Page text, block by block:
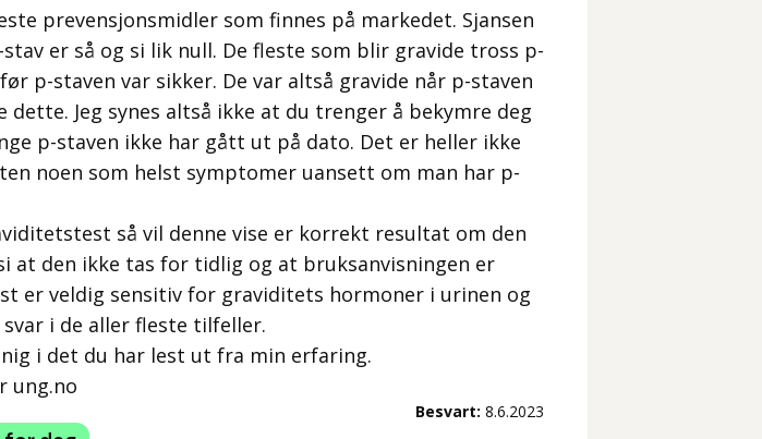
prevensjonsmidler som finnes på markedet. Sjansen
er så og si lik null. De fleste som blir gravide tross p-
p-staven var sikker. De var altså gravide når p-staven
Jeg synes altså ikke at du trenger å bekymre deg
p-staven ikke har gått ut på dato. Det er heller ikke
noen som helst symptomer uansett om man har p-
så vil denne vise er korrekt resultat om den
at den ikke tas for tidlig og at bruksanvisningen er
er veldig sensitiv for graviditets hormoner i urinen og
i de aller fleste tilfeller.
i det du har lest ut fra min erfaring.
ung.no
Besvart: 8.6.2023